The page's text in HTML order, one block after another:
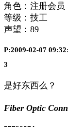
角色：注册会员
等级：技工
声望： 89
P:2009-02-07
3
是好东西么？
Fiber Optic